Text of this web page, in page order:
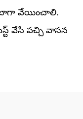
బాగా వేయించాలి.
వేసి పచ్చి వాసన